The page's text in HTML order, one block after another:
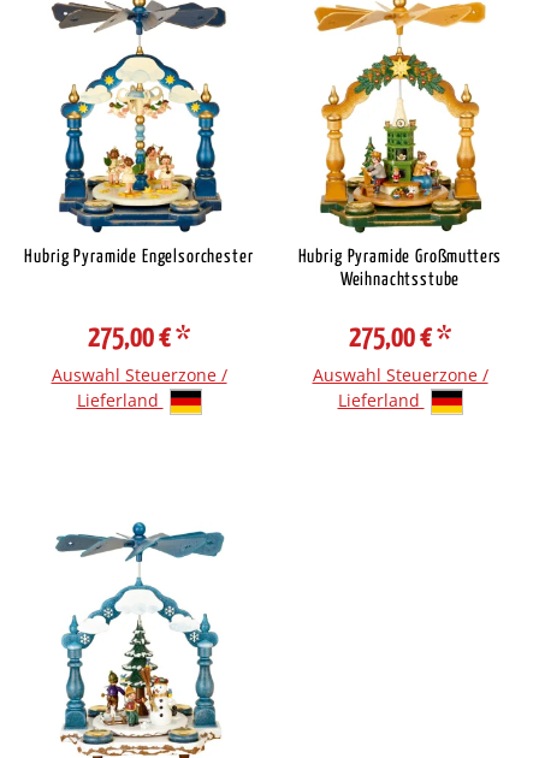
Hubrig Pyramide Engelsorchester
275,00 €*
Auswahl Steuerzone /
Lieferland
Hubrig Pyramide Großmutters
Weihnachtsstube
275,00 €*
Auswahl Steuerzone /
Lieferland